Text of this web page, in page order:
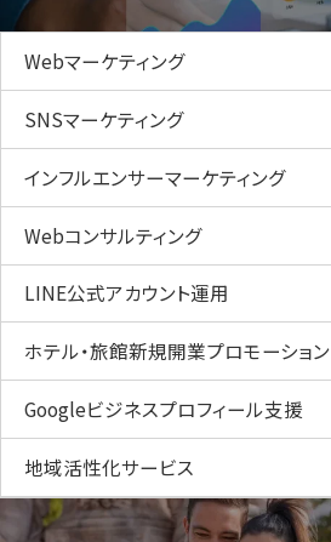
Webマーケティング
SNSマーケティング
インフルエンサーマーケティング
Webコンサルティング
LINE公式アカウント運用
ホテル・旅館新規開業プロモーション
Googleビジネスプロフィール支援
地域活性化サービス